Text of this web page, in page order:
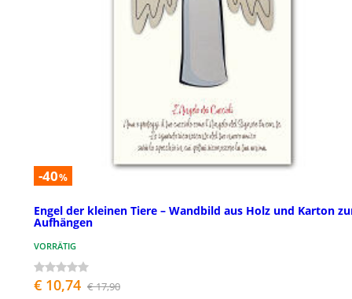
-40%
Engel der kleinen Tiere – Wandbild aus Holz und Karton
Aufhängen
VORRÄTIG
€ 10,74 € 17,90